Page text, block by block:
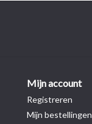
Mijn account
Registreren
Mijn bestellingen